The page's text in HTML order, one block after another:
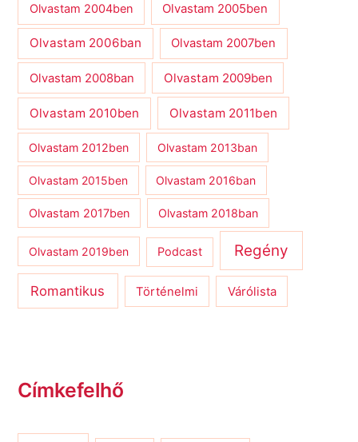
Olvastam 2004ben Olvastam 2005ben
Olvastam 2006ban Olvastam 2007ben
Olvastam 2008ban Olvastam 2009ben
Olvastam 2010ben Olvastam 2011ben
Olvastam 2012ben Olvastam 2013ban
Olvastam 2015ben Olvastam 2016ban
Olvastam 2017ben Olvastam 2018ban
Olvastam 2019ben Podcast Regény
Romantikus Történelmi Várólista
Címkefelhő